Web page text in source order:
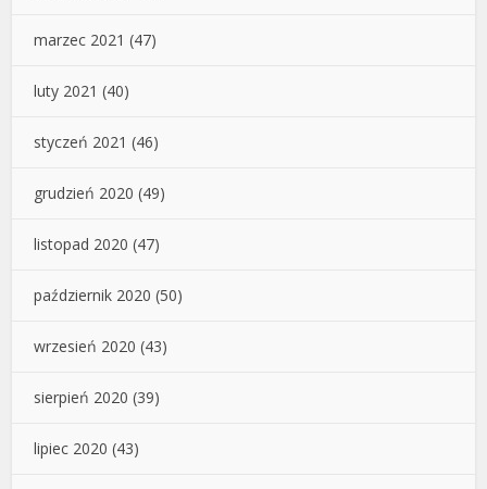
marzec 2021 (47)
luty 2021 (40)
styczeń 2021 (46)
grudzień 2020 (49)
listopad 2020 (47)
październik 2020 (50)
wrzesień 2020 (43)
sierpień 2020 (39)
lipiec 2020 (43)